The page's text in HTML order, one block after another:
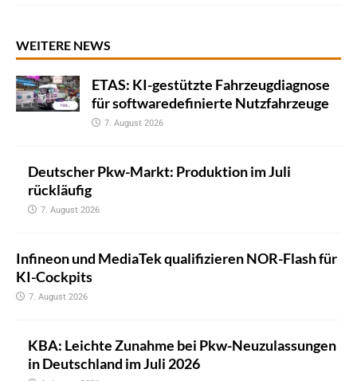
WEITERE NEWS
ETAS: KI-gestützte Fahrzeugdiagnose
für softwaredefinierte Nutzfahrzeuge
7. August 2026
Deutscher Pkw-Markt: Produktion im Juli
rückläufig
7. August 2026
Infineon und MediaTek qualifizieren NOR-Flash für
KI-Cockpits
7. August 2026
KBA: Leichte Zunahme bei Pkw-Neuzulassungen
in Deutschland im Juli 2026